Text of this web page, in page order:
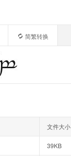
简繁转换
文件大小
39KB